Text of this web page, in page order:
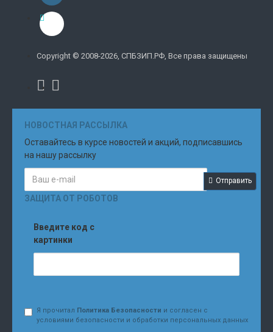
Copyright © 2008-2026, СПБЗИП.РФ, Все права защищены
НОВОСТНАЯ РАССЫЛКА
Оставайтесь в курсе новостей и акций, подписавшись
на нашу рассылку
Отправить
ЗАЩИТА ОТ РОБОТОВ
Введите код с
картинки
Я прочитал Политика Безопасности и согласен с
условиями безопасности и обработки персональных данных